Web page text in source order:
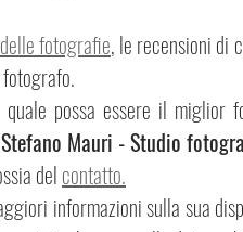
fotografie, le recensioni di
possa essere il miglior
Mauri - Studio
del contatto.
informazioni sulla sua